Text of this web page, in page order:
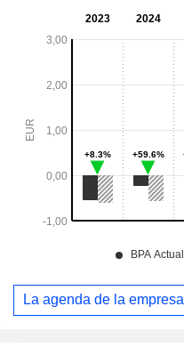
La agenda de la empresa